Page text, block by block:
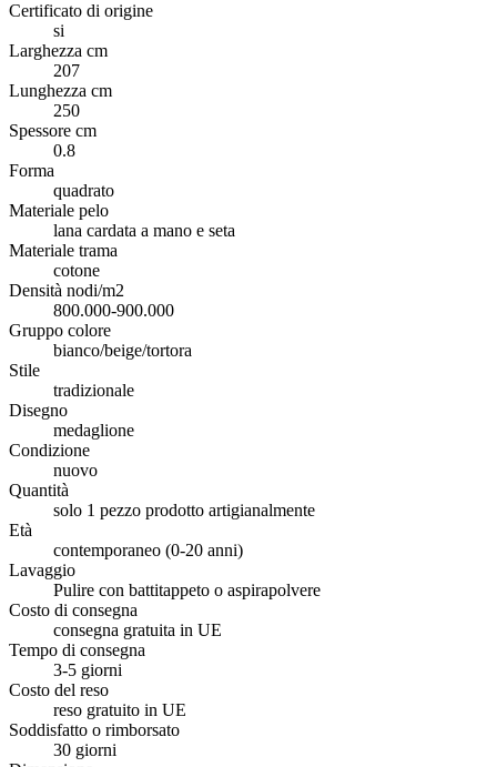
Certificato di origine
si
Larghezza cm
207
Lunghezza cm
250
Spessore cm
0.8
Forma
quadrato
Materiale pelo
lana cardata a mano e seta
Materiale trama
cotone
Densità nodi/m2
800.000-900.000
Gruppo colore
bianco/beige/tortora
Stile
tradizionale
Disegno
medaglione
Condizione
nuovo
Quantità
solo 1 pezzo prodotto artigianalmente
Età
contemporaneo (0-20 anni)
Lavaggio
Pulire con battitappeto o aspirapolvere
Costo di consegna
consegna gratuita in UE
Tempo di consegna
3-5 giorni
Costo del reso
reso gratuito in UE
Soddisfatto o rimborsato
30 giorni